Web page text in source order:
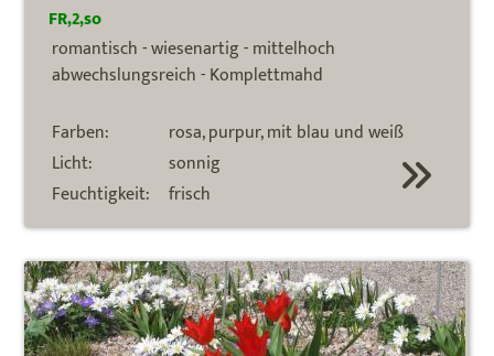
FR,2,so
romantisch - wiesenartig - mittelhoch
abwechslungsreich - Komplettmahd
Farben:
rosa, purpur, mit blau und weiß
Licht:
sonnig
Feuchtigkeit:
frisch